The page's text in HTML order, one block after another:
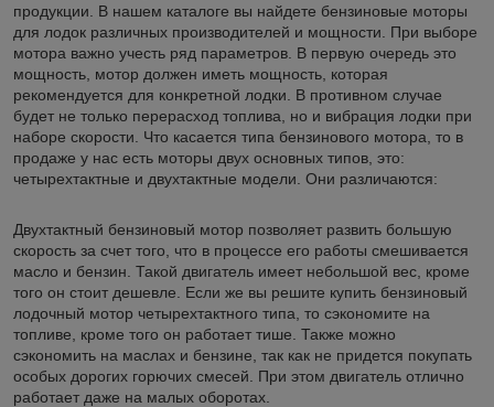
продукции. В нашем каталоге вы найдете бензиновые моторы
для лодок различных производителей и мощности. При выборе
мотора важно учесть ряд параметров. В первую очередь это
мощность, мотор должен иметь мощность, которая
рекомендуется для конкретной лодки. В противном случае
будет не только перерасход топлива, но и вибрация лодки при
наборе скорости. Что касается типа бензинового мотора, то в
продаже у нас есть моторы двух основных типов, это:
четырехтактные и двухтактные модели. Они различаются:
Двухтактный бензиновый мотор позволяет развить большую
скорость за счет того, что в процессе его работы смешивается
масло и бензин. Такой двигатель имеет небольшой вес, кроме
того он стоит дешевле. Если же вы решите купить бензиновый
лодочный мотор четырехтактного типа, то сэкономите на
топливе, кроме того он работает тише. Также можно
сэкономить на маслах и бензине, так как не придется покупать
особых дорогих горючих смесей. При этом двигатель отлично
работает даже на малых оборотах.